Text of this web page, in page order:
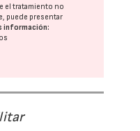
el tratamiento no
puede presentar
información: